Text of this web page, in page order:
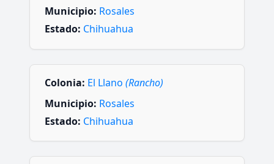
Municipio: Rosales
Estado: Chihuahua
Colonia: El Llano (Rancho)
Municipio: Rosales
Estado: Chihuahua